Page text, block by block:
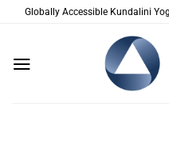
ZumGlobally Accessible Kundalini